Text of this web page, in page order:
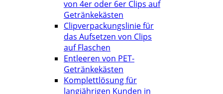
von 4er oder 6er Clips auf
Getränkekästen
Clipverpackungslinie für
das Aufsetzen von Clips
auf Flaschen
Entleeren von PET-
Getränkekästen
Komplettlösung für
langjährigen Kunden in